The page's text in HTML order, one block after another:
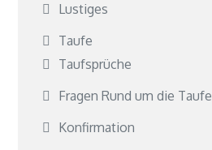
Lustiges
Taufe
Taufsprüche
Fragen Rund um die Taufe
Konfirmation